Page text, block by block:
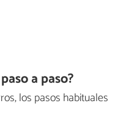
a paso?
los pasos habituales